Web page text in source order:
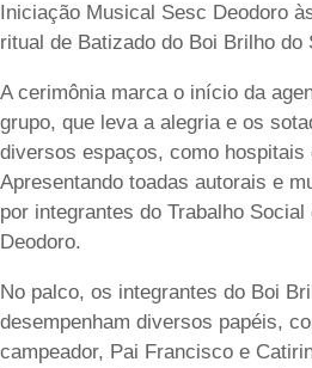
Iniciação Musical Sesc Deodoro
ritual de Batizado do Boi Brilho do
A cerimônia marca o início da
grupo, que leva a alegria e os
diversos espaços, como hospitais
Apresentando toadas autorais e
por integrantes do Trabalho
Deodoro.
No palco, os integrantes do Boi
desempenham diversos papéis,
campeador, Pai Francisco e